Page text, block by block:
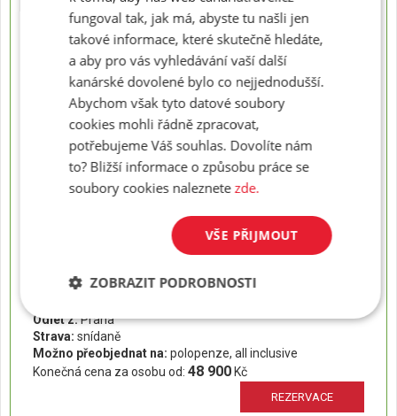
Odlet z:Praha
Strava:snídaně
Možno přeobjednat na: polopenze, all inclusive
Konečná cena za osobu od: 30 700
02.11. - 13.11.2026, délka pobytu: (12 dní)
Odlet z:Praha
Strava:snídaně
Konečná cena za osobu od:41 100
REZERVACE
Odlet z:Praha
Strava: snídaně
Možno přeobjednat na: polopenze, all inclusive
Konečná cena za osobu od: 48 900 Kč
REZERVACE
fungoval tak, jak má, abyste tu našli jen
takové informace, které skutečně hledáte,
a aby pro vás vyhledávání vaší další
kanárské dovolené bylo co nejjednodušší.
Abychom však tyto datové soubory
cookies mohli řádně zpracovat,
potřebujeme Váš souhlas. Dovolíte nám
to? Bližší informace o způsobu práce se
soubory cookies naleznetezde.
VŠE PŘIJMOUT
ZOBRAZIT PODROBNOSTI